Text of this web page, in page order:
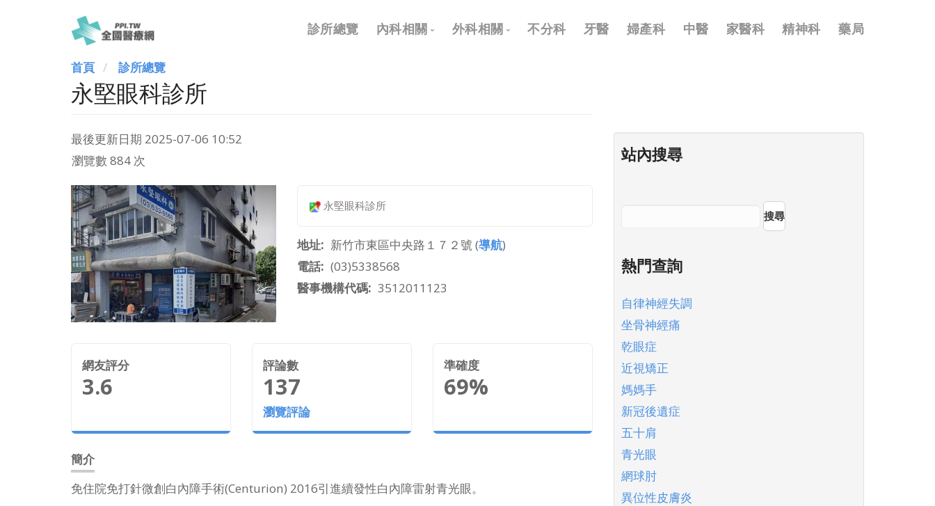
Main
navigation
診所總覽 內科相關 外科相關
整形外科
不分科 牙醫 婦產科 中醫 家醫科 精神科 藥局
首頁 診所總覽
永堅眼科診所
最後更新日期 2025-07-06 10:52
瀏覽數 884 次
永堅眼科診所
地址 新竹市東區中央路１７２號 (導航)
電話
(03)5338568
醫事機構代碼
3512011123
網友評分
3.6
評論數
137
瀏覽評論
準確度
69%
簡介
免住院免打針微創白內障手術(Centurion) 2016引進續發性白內障雷射青光眼。
站內搜尋
搜尋
熱門查詢
自律神經失調
坐骨神經痛
乾眼症
近視矯正
媽媽手
新冠後遺症
五十肩
青光眼
網球肘
異位性皮膚炎